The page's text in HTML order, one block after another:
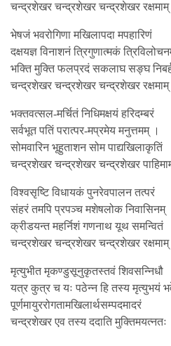
चन्द्रशेखर चन्द्रशेखर चन्द्रशेखर
भेषजं भवरोगिणा मखिलापदा मपहारिणं
दक्षयज्ञ विनाशनं त्रिगुणात्मकं
भक्ति मुक्ति फलप्रदं सकलाघ सङ्घ
चन्द्रशेखर चन्द्रशेखर चन्द्रशेखर
भक्तवत्सल-मर्चितं निधिमक्षयं हरिदम्बरं
सर्वभूत पतिं परात्पर-मप्रमेय मनुत्तमम् ।
सोमवारिन भूहुताशन सोम पाद्यखिलाकृतिं
चन्द्रशेखर चन्द्रशेखर चन्द्रशेखर
विश्वसृष्टि विधायकं पुनरेवपालन तत्परं
संहरं तमपि प्रपञ्च मशेषलोक निवासिनम्
क्रीडयन्त महर्निशं गणनाथ यूथ समन्वितं
चन्द्रशेखर चन्द्रशेखर चन्द्रशेखर
मृत्युभीत मृकण्डुसूनुकृतस्तवं शिवसन्निधौ
यत्र कुत्र च यः पठेन्न हि तस्य मृत्युभयं
पूर्णमायुररोगतामखिलार्थसम्पदमादरं
चन्द्रशेखर एव तस्य ददाति